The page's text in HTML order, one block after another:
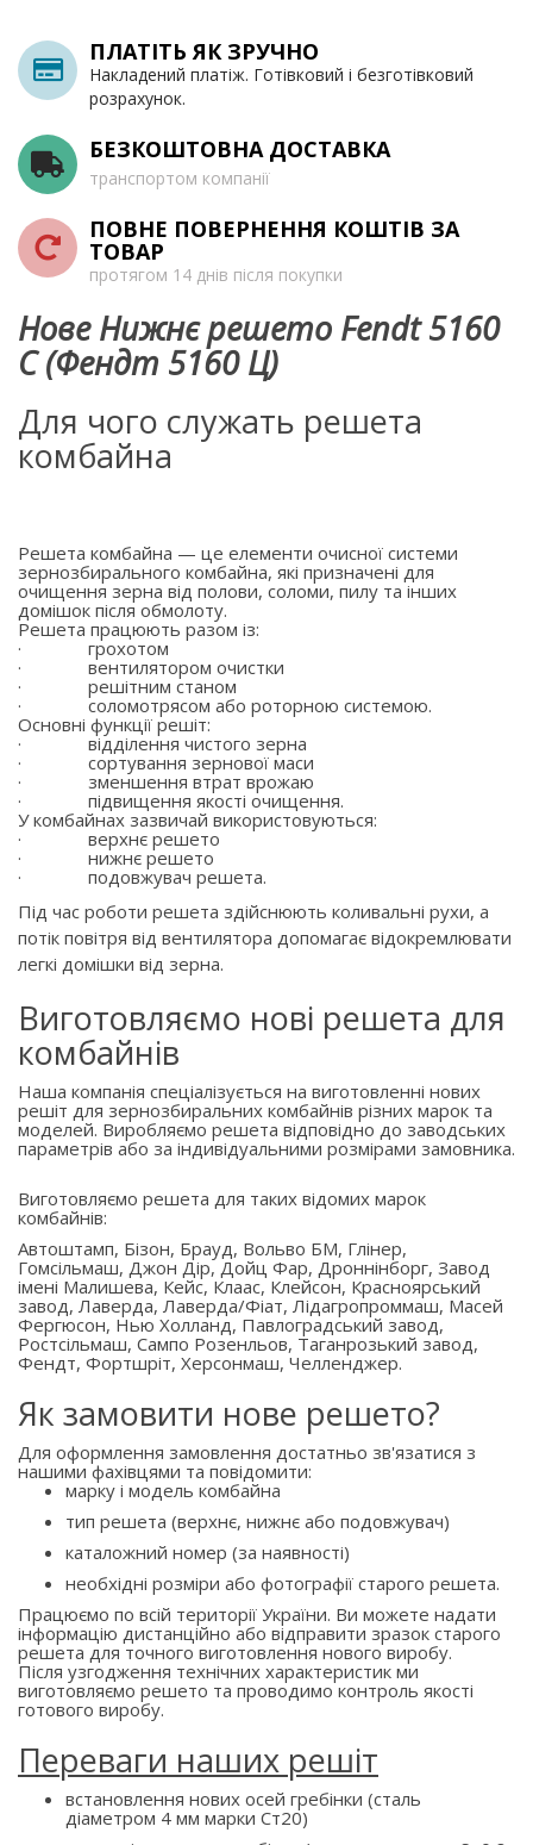
ПЛАТІТЬ ЯК ЗРУЧНО
Накладений платіж. Готівковий і безготівковий
розрахунок.
БЕЗКОШТОВНА ДОСТАВКА
транспортом компанії
ПОВНЕ ПОВЕРНЕННЯ КОШТІВ ЗА
ТОВАР
протягом 14 днів після покупки
Нове Нижнє решето Fendt 5160
C (Фендт 5160 Ц)
Для чого служать решета
комбайна
Решета комбайна — це елементи очисної системи
зернозбирального комбайна, які призначені для
очищення зерна від полови, соломи, пилу та інших
домішок після обмолоту.
Решета працюють разом із:
·
грохотом
·
вентилятором очистки
·
решітним станом
·
соломотрясом або роторною системою.
Основні функції решіт:
·
відділення чистого зерна
·
сортування зернової маси
·
зменшення втрат врожаю
·
підвищення якості очищення.
У комбайнах зазвичай використовуються:
·
верхнє решето
·
нижнє решето
·
подовжувач решета.
Під час роботи решета здійснюють коливальні рухи, а
потік повітря від вентилятора допомагає відокремлювати
легкі домішки від зерна.
Виготовляємо нові решета для
комбайнів
Наша компанія спеціалізується на виготовленні нових
решіт для зернозбиральних комбайнів різних марок та
моделей. Виробляємо решета відповідно до заводських
параметрів або за індивідуальними розмірами замовника.
Виготовляємо решета для таких відомих марок
комбайнів:
Автоштамп, Бізон, Брауд, Вольво БМ, Глінер,
Гомсільмаш, Джон Дір, Дойц Фар, Дроннінборг, Завод
імені Малишева, Кейс, Клаас, Клейсон, Красноярський
завод, Лаверда, Лаверда/Фіат, Лідагропроммаш, Масей
Фергюсон, Нью Холланд, Павлоградський завод,
Ростсільмаш, Сампо Розенльов, Таганрозький завод,
Фендт, Фортшріт, Херсонмаш, Челленджер.
Як замовити нове решето?
Для оформлення замовлення достатньо зв'язатися з
нашими фахівцями та повідомити:
марку і модель комбайна
тип решета (верхнє, нижнє або подовжувач)
каталожний номер (за наявності)
необхідні розміри або фотографії старого решета.
Працюємо по всій території України. Ви можете надати
інформацію дистанційно або відправити зразок старого
решета для точного виготовлення нового виробу.
Після узгодження технічних характеристик ми
виготовляємо решето та проводимо контроль якості
готового виробу.
Переваги наших решіт
встановлення нових осей гребінки (сталь
діаметром 4 мм марки Ст20)